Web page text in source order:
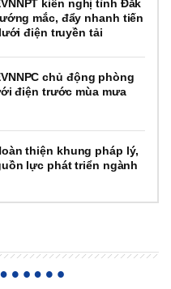
kiến nghị tỉnh Đắk
mắc, đẩy nhanh tiến
điện truyền tải
chủ động phòng
điện trước mùa mưa
thiện khung pháp lý,
lực phát triển ngành